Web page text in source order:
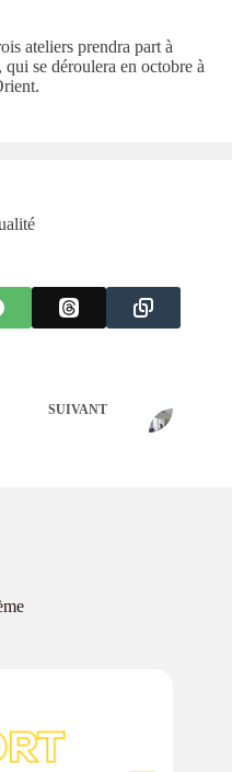
ateliers prendra part à
se déroulera en octobre à
SUIVANT